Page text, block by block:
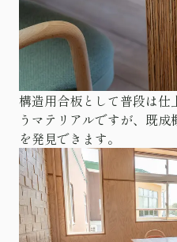
構造用合板として普段は仕
うマテリアルですが、既
を発見できます。